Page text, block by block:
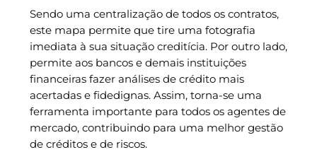
Sendo uma centralização de todos os contratos,
este mapa permite que tire uma fotografia
imediata à sua situação creditícia. Por outro lado,
permite aos bancos e demais instituições
financeiras fazer análises de crédito mais
acertadas e fidedignas. Assim, torna-se uma
ferramenta importante para todos os agentes de
mercado, contribuindo para uma melhor gestão
de créditos e de riscos.